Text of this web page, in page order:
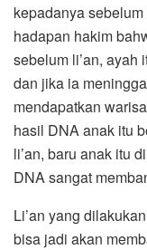
kepadanya
hadapan hakim
sebelum li’an, ayah
dan jika ia
mendapatkan
hasil DNA anak itu
li’an, baru anak itu
DNA sangat
Li’an yang
bisa jadi akan